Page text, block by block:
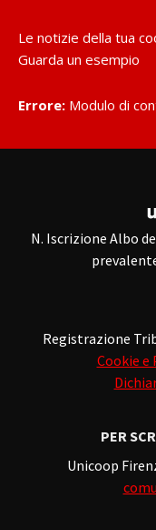
Le notizie della tua
Guarda un esempio
Errore: Modulo di
N. Iscrizione Albo
Registrazione
Cookie e
PER
Unicoop